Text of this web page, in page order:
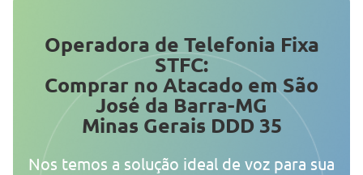
Operadora de Telefonia Fixa
STFC:
Comprar no Atacado em São
José da Barra-MG
Minas Gerais DDD 35
Nos temos a solução ideal de voz para sua